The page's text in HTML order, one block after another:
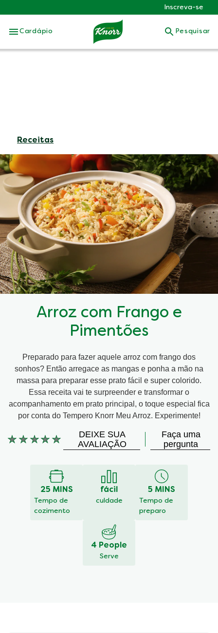
Skip to:
Inscreva-se
Cardápio Pesquisar
Receitas
Arroz com Frango e
Pimentões
Preparado para fazer aquele arroz com frango dos
sonhos? Então arregace as mangas e ponha a mão na
massa para preparar esse prato fácil e super colorido.
Essa receita vai te surpreender e transformar o
acompanhamento em prato principal, o toque especial fica
por conta do Tempero Knorr Meu Arroz. Experimente!
Nenhuma
DEIXE SUA
AVALIAÇÃO
Faça uma
pergunta
25 MINS
Tempo de
cozimento
fácil
culdade
5 MINS
Tempo de
preparo
4 People
Serve